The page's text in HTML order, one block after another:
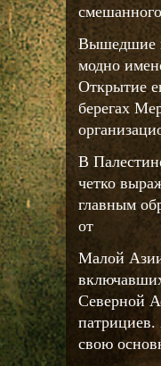
Вышедшие
модно
Открытие
берегах
В
четко
главным
от
Малой
Северной
патрициев.
свою